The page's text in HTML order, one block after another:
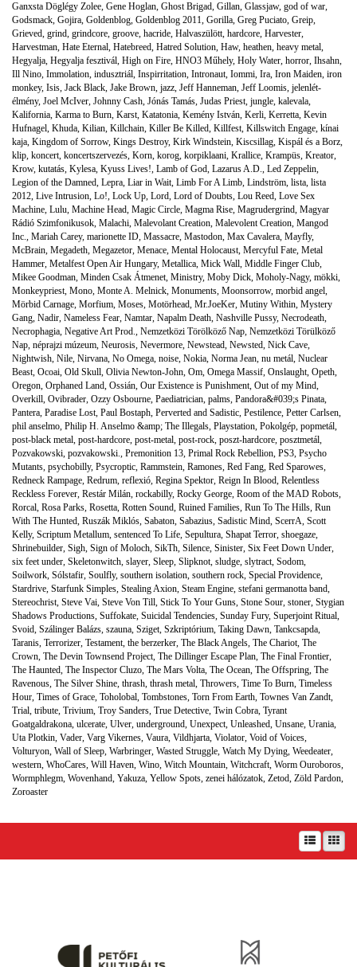
Ganxsta Döglégy Zolee, Gene Hoglan, Ghost Brigad, Gillan, Glassjaw, god of war,
Godsmack, Gojira, Goldenblog, Goldenblog 2011, Gorilla, Greg Puciato, Greip,
Grieved, grind, grindcore, groove, hacride, Halvaszülött, hardcore, Harvester,
Harvestman, Hate Eternal, Hatebreed, Hatred Solution, Haw, heathen, heavy metal,
Hegyalja, Hegyalja fesztivál, High on Fire, HNO3 Műhely, Holy Water, horror, Ihsahn,
Ill Nino, Immolation, indusztriál, Inspirritation, Intronaut, Iommi, Ira, Iron Maiden, iron
monkey, Isis, Jack Black, Jake Brown, jazz, Jeff Hanneman, Jeff Loomis, jelenlét-
élmény, Joel McIver, Johnny Cash, Jónás Tamás, Judas Priest, jungle, kalevala,
Kalifornia, Karma to Burn, Karst, Katatonia, Kemény István, Kerli, Kerretta, Kevin
Hufnagel, Khuda, Kilian, Killchain, Killer Be Killed, Killfest, Killswitch Engage, kínai
kaja, Kingdom of Sorrow, Kings Destroy, Kirk Windstein, Kiscsillag, Kispál és a Borz,
klip, koncert, koncertszervezés, Korn, korog, korpiklaani, Krallice, Krampüs, Kreator,
Krow, kutatás, Kylesa, Kyuss Lives!, Lamb of God, Lazarus A.D., Led Zeppelin,
Legion of the Damned, Lepra, Liar in Wait, Limb For A Limb, Lindström, lista, lista
2012, Live Intrusion, Lo!, Lock Up, Lord, Lord of Doubts, Lou Reed, Love Sex
Machine, Lulu, Machine Head, Magic Circle, Magma Rise, Magrudergrind, Magyar
Rádió Szimfonikusok, Malachi, Malevolant Creation, Malevolent Creation, Mangod
Inc., Mariah Carey, marionette ID, Massacre, Mastodon, Max Cavalera, Mayfly,
McBrain, Megadeth, Megazetor, Menace, Mental Holocaust, Mercyful Fate, Metal
Hammer, Metalfest Open Air Hungary, Metallica, Mick Wall, Middle Finger Club,
Mikee Goodman, Minden Csak Átmenet, Ministry, Moby Dick, Moholy-Nagy, mökki,
Monkeypriest, Mono, Monte A. Melnick, Monuments, Moonsorrow, morbid angel,
Mörbid Carnage, Morfium, Moses, Motörhead, Mr.JoeKer, Mutiny Within, Mystery
Gang, Nadir, Nameless Fear, Namtar, Napalm Death, Nashville Pussy, Necrodeath,
Necrophagia, Negative Art Prod., Nemzetközi Törölköző Nap, Nemzetközi Törülköző
Nap, néprajzi múzeum, Neurosis, Nevermore, Newstead, Newsted, Nick Cave,
Nightwish, Nile, Nirvana, No Omega, noise, Nokia, Norma Jean, nu metál, Nuclear
Beast, Ocoai, Old Skull, Olivia Newton-John, Om, Omega Massif, Onslaught, Opeth,
Oregon, Orphaned Land, Ossián, Our Existence is Punishment, Out of my Mind,
Overkill, Ovibrader, Ozzy Osbourne, Paediatrician, palms, Pandora&#039;s Pinata,
Pantera, Paradise Lost, Paul Bostaph, Perverted and Sadistic, Pestilence, Petter Carlsen,
phil anselmo, Philip H. Anselmo &amp; The Illegals, Playstation, Pokolgép, popmetál,
post-black metal, post-hardcore, post-metal, post-rock, poszt-hardcore, posztmetál,
Pozvakowski, pozvakowski., Premonition 13, Primal Rock Rebellion, PS3, Psycho
Mutants, psychobilly, Psycroptic, Rammstein, Ramones, Red Fang, Red Sparowes,
Redneck Rampage, Redrum, reflexió, Regina Spektor, Reign In Blood, Relentless
Reckless Forever, Restár Milán, rockabilly, Rocky George, Room of the MAD Robots,
Rorcal, Rosa Parks, Rosetta, Rotten Sound, Ruined Families, Run To The Hills, Run
With The Hunted, Ruszák Miklós, Sabaton, Sabazius, Sadistic Mind, ScerrA, Scott
Kelly, Scriptum Metallum, sentenced To Life, Sepultura, Shapat Terror, shoegaze,
Shrinebuilder, Sigh, Sign of Moloch, SikTh, Silence, Sinister, Six Feet Down Under,
six feet under, Skeletonwitch, slayer, Sleep, Slipknot, sludge, slytract, Sodom,
Soilwork, Sólstafir, Soulfly, southern isolation, southern rock, Special Providence,
Stardrive, Starfunk Simples, Stealing Axion, Steam Engine, stefani germanotta band,
Stereochrist, Steve Vai, Steve Von Till, Stick To Your Guns, Stone Sour, stoner, Stygian
Shadows Productions, Suffokate, Suicidal Tendencies, Sunday Fury, Superjoint Ritual,
Svoid, Szálinger Balázs, szauna, Sziget, Szkriptórium, Taking Dawn, Tankcsapda,
Taranis, Terrorizer, Testament, the berzerker, The Black Angels, The Chariot, The
Crown, The Devin Townsend Project, The Dillinger Escape Plan, The Final Frontier,
The Haunted, The Inspector Cluzo, The Mars Volta, The Ocean, The Offspring, The
Ravenous, The Silver Shine, thrash, thrash metal, Throwers, Time To Burn, Timeless
Hour, Times of Grace, Toholobal, Tombstones, Torn From Earth, Townes Van Zandt,
Trial, tribute, Trivium, Troy Sanders, True Detective, Twin Cobra, Tyrant
Goatgaldrakona, ulcerate, Ulver, underground, Unexpect, Unleashed, Unsane, Urania,
Uta Plotkin, Vader, Varg Vikernes, Vaura, Vildhjarta, Violator, Void of Voices,
Volturyon, Wall of Sleep, Warbringer, Wasted Struggle, Watch My Dying, Weedeater,
western, WhoCares, Will Haven, Wino, Witch Mountain, Witchcraft, Worm Ouroboros,
Wormphlegm, Wovenhand, Yakuza, Yellow Spots, zenei hálózatok, Zetod, Zöld Pardon,
Zoroaster